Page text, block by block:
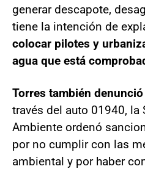
generar descapote,
tiene la intención de
colocar pilotes y
agua que está
Torres también denunció
través del auto 01940, la
Ambiente ordenó
por no cumplir con las
ambiental y por haber